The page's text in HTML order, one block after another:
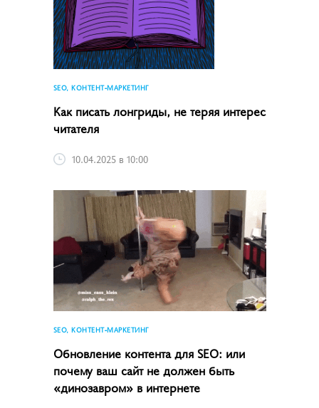
SEO, КОНТЕНТ-МАРКЕТИНГ
Как писать лонгриды, не теряя интерес
читателя
10.04.2025 в 10:00
SEO, КОНТЕНТ-МАРКЕТИНГ
Обновление контента для SEO: или
почему ваш сайт не должен быть
«динозавром» в интернете